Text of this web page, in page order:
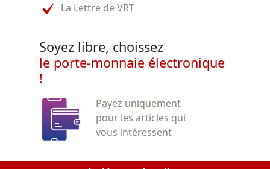
La Lettre de VRT
Soyez libre, choissez
le porte-monnaie électronique
!
Payez uniquement
pour les articles qui
vous intéressent